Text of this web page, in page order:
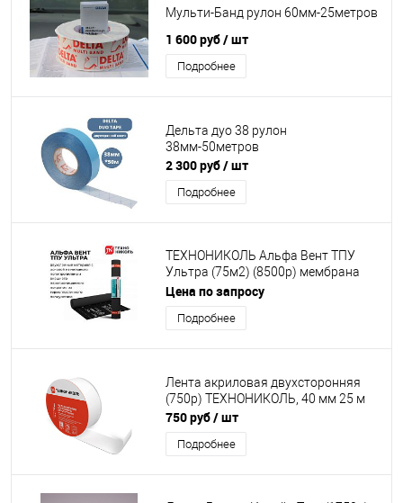
Мульти-Банд рулон 60мм-25метров
1 600 руб/ шт
Подробнее
Дельта дуо 38 рулон
38мм-50метров
2 300 руб/ шт
Подробнее
ТЕХНОНИКОЛЬ Альфа Вент ТПУ
Ультра (75м2) (8500р) мембрана
гидроветрозащитная
диффузионная (под заказ)
Цена по запросу
Подробнее
Лента акриловая двухсторонняя
(750р) ТЕХНОНИКОЛЬ, 40 мм 25 м
750 руб/ шт
Подробнее